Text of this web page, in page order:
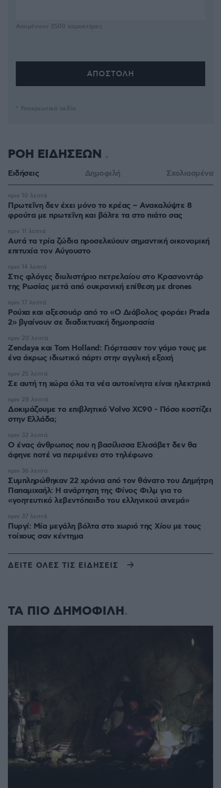
Απομένουν 2500 χαρακτήρες
* Υποχρεωτικά πεδία
ΡΟΗ ΕΙΔΗΣΕΩΝ
Ειδήσεις Δημοφιλή Σχολιασμένα
Πρωτεΐνη δεν έχει μόνο το κρέας – Ανακαλύψτε 8
φρούτα με πρωτεΐνη και βάλτε τα στο πιάτο σας
πριν 10 λεπτά
Αυτά τα τρία ζώδια προσελκύουν σημαντική οικονομική
επιτυχία τον Αύγουστο
πριν 11 λεπτά
Στις φλόγες διυλιστήριο πετρελαίου στο Κρασνοντάρ
της Ρωσίας μετά από ουκρανική επίθεση με drones
πριν 14 λεπτά
Ρούχα και αξεσουάρ από το «Ο Διάβολος φοράει Prada
2» βγαίνουν σε διαδικτυακή δημοπρασία
πριν 17 λεπτά
Zendaya και Tom Holland: Γιόρτασαν τον γάμο τους με
ένα άκρως ιδιωτικό πάρτι στην αγγλική εξοχή
πριν 20 λεπτά
Σε αυτή τη χώρα όλα τα νέα αυτοκίνητα είναι ηλεκτρικά
πριν 25 λεπτά
Δοκιμάζουμε το επιβλητικό Volvo XC90 - Πόσο κοστίζει
στην Ελλάδα;
πριν 28 λεπτά
Ο ένας άνθρωπος που η βασίλισσα Ελισάβετ δεν θα
άφηνε ποτέ να περιμένει στο τηλέφωνο
πριν 32 λεπτά
Συμπληρώθηκαν 22 χρόνια από τον θάνατο του Δημήτρη
Παπαμιχαήλ: Η ανάρτηση της Φίνος Φιλμ για το
«γοητευτικό λεβεντόπαιδο του ελληνικού σινεμά»
πριν 36 λεπτά
Πυργί: Mία μεγάλη βόλτα στο χωριό της Χίου με τους
τοίχους σαν κέντημα
πριν 37 λεπτά
ΔΕΙΤΕ ΟΛΕΣ ΤΙΣ ΕΙΔΗΣΕΙΣ
ΤΑ ΠΙΟ ΔΗΜΟΦΙΛΗ